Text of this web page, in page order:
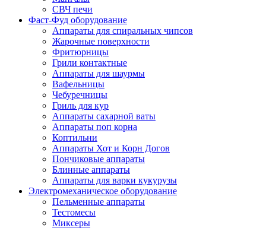
СВЧ печи
Фаст-Фуд оборудование
Аппараты для спиральных чипсов
Жарочные поверхности
Фритюрницы
Грили контактные
Аппараты для шаурмы
Вафельницы
Чебуречницы
Гриль для кур
Аппараты сахарной ваты
Аппараты поп корна
Коптильни
Аппараты Хот и Корн Догов
Пончиковые аппараты
Блинные аппараты
Аппараты для варки кукурузы
Электромеханическое оборудование
Пельменные аппараты
Тестомесы
Миксеры